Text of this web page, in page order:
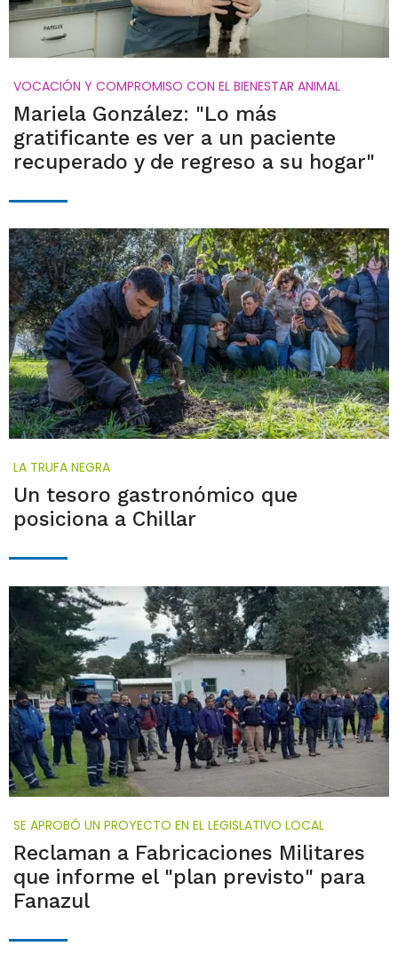
VOCACIÓN Y COMPROMISO CON EL BIENESTAR ANIMAL
Mariela González: "Lo más
gratificante es ver a un paciente
recuperado y de regreso a su hogar"
LA TRUFA NEGRA
Un tesoro gastronómico que
posiciona a Chillar
SE APROBÓ UN PROYECTO EN EL LEGISLATIVO LOCAL
Reclaman a Fabricaciones Militares
que informe el "plan previsto" para
Fanazul